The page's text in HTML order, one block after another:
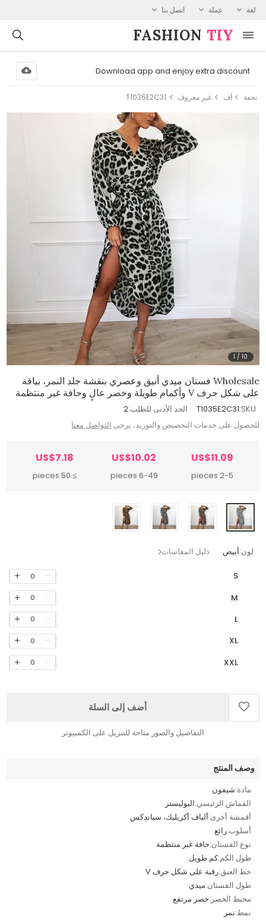
لغة عملة اتصل بنا
FASHION⁠ TIY
Download app and enjoy extra discount
نحفة أف غير معروف T1035E2C31
1 /10
Wholesale فستان ميدي أنيق وعصري بنقشة جلد النمر، بياقة
على شكل حرف V وأكمام طويلة وخصر عالٍ وحافة غير منتظمة
SKU:
T1035E2C31 الحد الأدنى للطلب:2
للحصول على خدمات التخصيص والتوريد، يرجى التواصل معنا
US$11.09
2-5 pieces
US$10.02
6-49 pieces
US$7.18
≥ 50 pieces
لون:أبيض دليل المقاسات
S
0
M
0
L
0
XL
0
XXL
0
أضف إلى السلة
التفاصيل والصور متاحة للتنزيل على الكمبيوتر
وصف المنتج
مادة:شيفون
القماش الرئيسي:البوليستر
أقمشة أخرى:ألياف أكريليك، سباندكس
أسلوب:رائع
نوع الفستان:حافة غير منتظمة
طول الكم:كم طويل
خط العنق:رقبة على شكل حرف V
طول الفستان:ميدي
محيط الخصر:خصر مرتفع
نمط:نمر